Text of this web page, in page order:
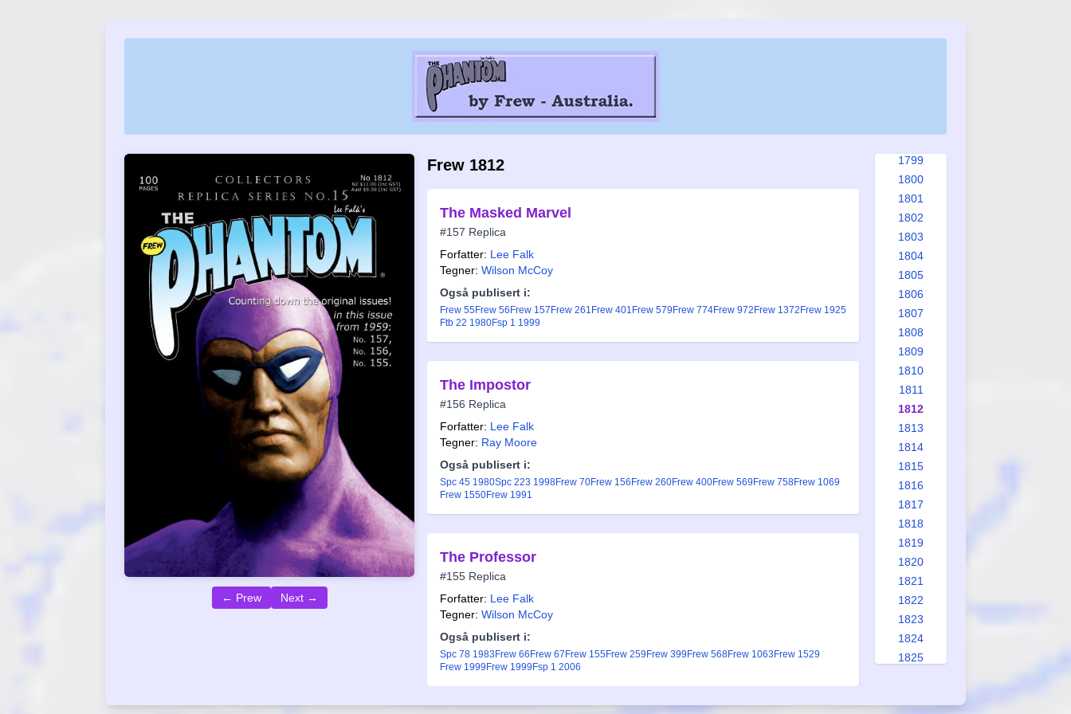
← Prew Next →
Frew 1812
The Masked Marvel
#157 Replica
Forfatter: Lee Falk
Tegner: Wilson McCoy
Også publisert i:
Frew 55Frew 56 Frew 157 Frew 261 Frew 401 Frew 579 Frew 774Frew 972 Frew 1372 Frew 1925
Ftb 22 1980Fsp 1 1999
The Impostor
#156 Replica
Forfatter: Lee Falk
Tegner: Ray Moore
Også publisert i:
Spc 45 1980Spc 223 1998Frew 70Frew 156 Frew 260Frew 400Frew 569 Frew 758Frew 1069
Frew 1550Frew 1991
The Professor
#155 Replica
Forfatter: Lee Falk
Tegner: Wilson McCoy
Også publisert i:
Spc 78 1983 Frew 66 Frew 67 Frew 155Frew 259 Frew 399 Frew 568Frew 1063 Frew 1529
Frew 1999 Frew 1999 Fsp 1 2006
1799
1800
1801
1802
1803
1804
1805
1806
1807
1808
1809
1810
1811
1812
1813
1814
1815
1816
1817
1818
1819
1820
1821
1822
1823
1824
1825